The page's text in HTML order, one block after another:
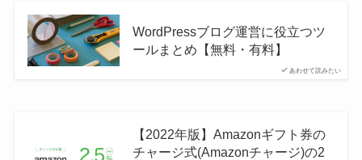
あわせて読みたい
WordPressブログ運営に役立つツ
ールまとめ【無料・有料】
【2022年版】Amazonギフト券の
チャージ式(Amazonチャージ)の2